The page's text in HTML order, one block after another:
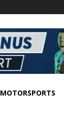
MOTORSPORTS